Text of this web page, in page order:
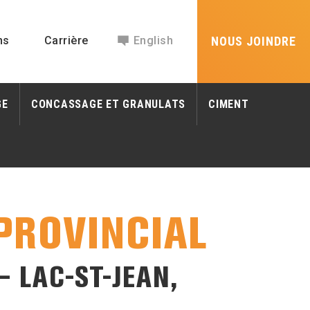
Carrière English NOUS JOINDRE
CONCASSAGE ET GRANULATS CIMENT
LAC-ST-JEAN,